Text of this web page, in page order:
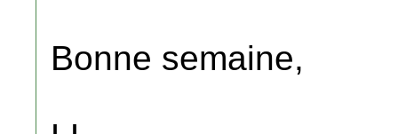
Bonne semaine,